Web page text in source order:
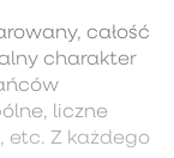
całość
charakter
liczne
etc. Z każdego